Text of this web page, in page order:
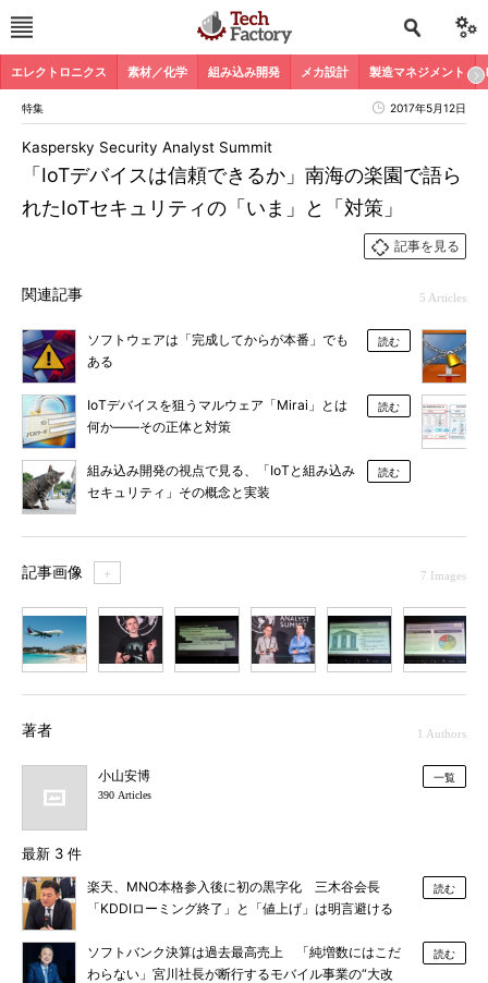
エレクトロニクス 素材／化学 組み込み開発 メカ設計 製造マネジメント
特集 2017年5月12日
「IoTデバイスは信頼できるか」南海の楽園で語ら
れたIoTセキュリティの「いま」と「対策」
Kaspersky Security Analyst Summit
記事を見る
関連記事 5 Articles
ソフトウェアは「完成してからが本番」でも
ある
読む
IoTデバイスを狙うマルウェア「Mirai」とは
何か――その正体と対策
読む
組み込み開発の視点で見る、「IoTと組み込み
セキュリティ」その概念と実装
読む
記事画像 ＋ 7 Images
著者 1 Authors
小山安博
390 Articles
一覧
最新 3 件
楽天、MNO本格参入後に初の黒字化 三木谷会長
「KDDIローミング終了」と「値上げ」は明言避ける
読む
ソフトバンク決算は過去最高売上 「純増数にはこだ
わらない」宮川社長が断行するモバイル事業の“大改
読む